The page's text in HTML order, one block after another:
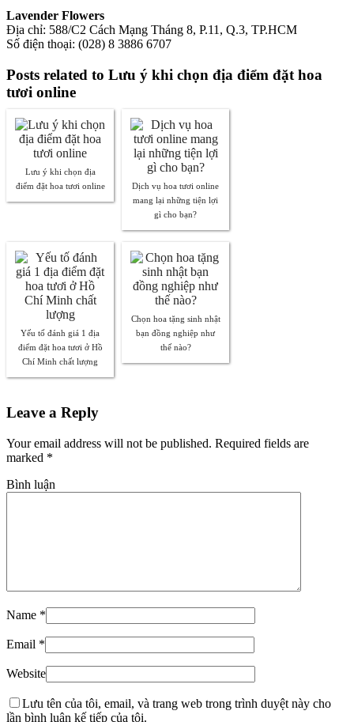
Lavender Flowers
Địa chỉ: 588/C2 Cách Mạng Tháng 8, P.11, Q.3, TP.HCM
Số điện thoại: (028) 8 3886 6707
Posts related to Lưu ý khi chọn địa điểm đặt hoa
tươi online
Lưu ý khi chọn địa
điểm đặt hoa tươi online
Dịch vụ hoa tươi online
mang lại những tiện lợi
gì cho bạn?
Yếu tố đánh giá 1 địa
điểm đặt hoa tươi ở Hồ
Chí Minh chất lượng
Chọn hoa tặng sinh nhật
bạn đồng nghiệp như
thế nào?
Leave a Reply
Your email address will not be published. Required fields are
marked *
Bình luận
Name *
Email *
Website
Lưu tên của tôi, email, và trang web trong trình duyệt này cho
lần bình luận kế tiếp của tôi.